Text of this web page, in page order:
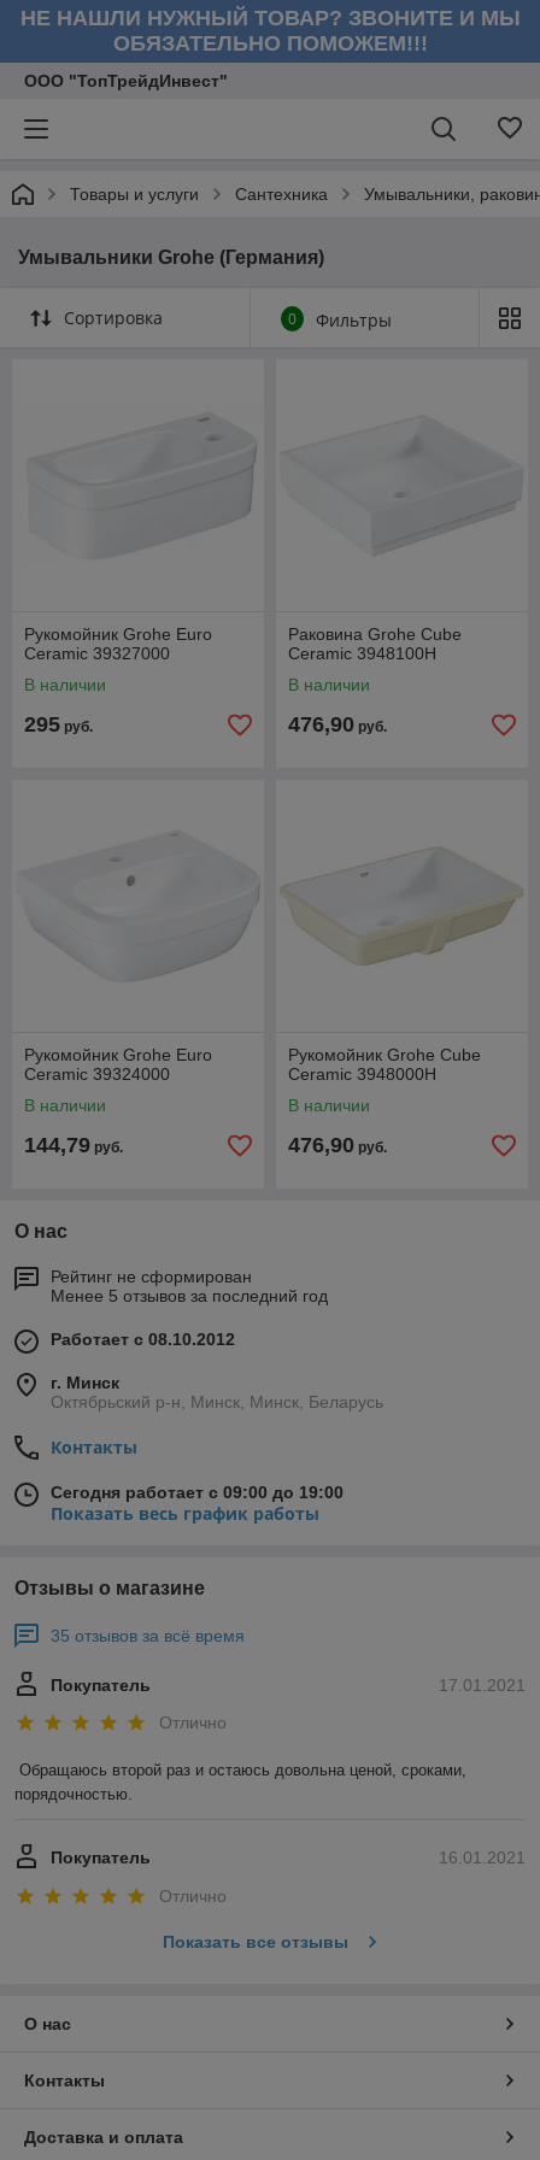
НЕ НАШЛИ НУЖНЫЙ ТОВАР? ЗВОНИТЕ И МЫ
ОБЯЗАТЕЛЬНО ПОМОЖЕМ!!!
ООО "ТопТрейдИнвест"
Товары и услуги Сантехника Умывальники,
Умывальники Grohe (Германия)
Сортировка 0 Фильтры
Рукомойник Grohe Euro
Ceramic 39327000
В наличии
295 руб.
Раковина Grohe Cube
Ceramic 3948100H
В наличии
476,90 руб.
Рукомойник Grohe Euro
Ceramic 39324000
В наличии
144,79 руб.
Рукомойник Grohe Cube
Ceramic 3948000H
В наличии
476,90 руб.
О нас
Рейтинг не сформирован
Менее 5 отзывов за последний год
Работает с 08.10.2012
г. Минск
Октябрьский р-н, Минск, Минск, Беларусь
Контакты
Сегодня работает с 09:00 до 19:00
Показать весь график работы
Отзывы о магазине
35 отзывов за всё время
17.01.2021
Покупатель
Отлично
Обращаюсь второй раз и остаюсь довольна ценой, сроками,
порядочностью.
16.01.2021
Покупатель
Отлично
Показать все отзывы
О нас
Контакты
Доставка и оплата